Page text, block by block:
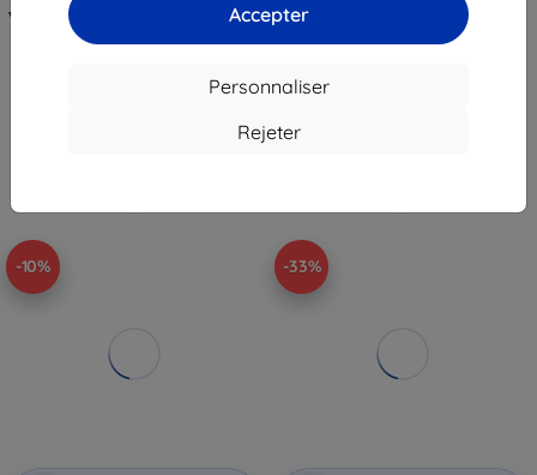
Accepter
Personnaliser
Rejeter
Verre de protection hybride 3mk
FlexibleGlass Pro pour Samsung
Galaxy M16 5G
Film de protection 3mk ARC+
pour Samsung Galaxy M16 5G
-10% -33%